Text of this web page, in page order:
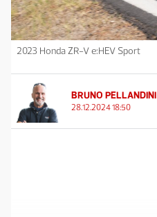
2023 Honda ZR-V e:HEV Sport
BRUNO PELLANDINI
28.12.2024 18:50